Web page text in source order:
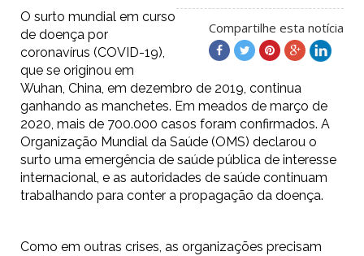
Compartilhe esta notícia
O surto mundial em curso
de doença por
coronavírus (COVID-19),
que se originou em
Wuhan, China, em dezembro de 2019, continua
ganhando as manchetes. Em meados de março de
2020, mais de 700.000 casos foram confirmados. A
Organização Mundial da Saúde (OMS) declarou o
surto uma emergência de saúde pública de interesse
internacional, e as autoridades de saúde continuam
trabalhando para conter a propagação da doença.
Como em outras crises, as organizações precisam